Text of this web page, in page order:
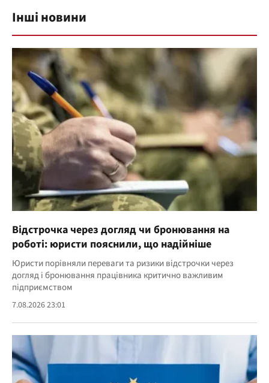
Інші новини
Відстрочка через догляд чи бронювання на
роботі: юристи пояснили, що надійніше
Юристи порівняли переваги та ризики відстрочки через
догляд і бронювання працівника критично важливим
підприємством
7.08.2026 23:01